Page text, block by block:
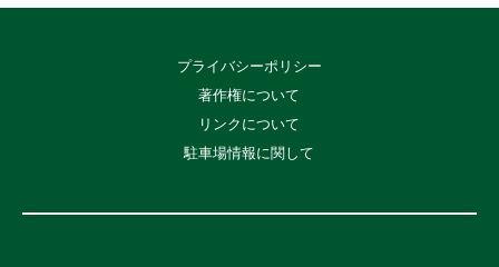
プライバシーポリシー
著作権について
リンクについて
駐車場情報に関して